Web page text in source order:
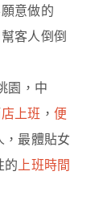
意做的
客人倒倒
園，中
店上班 ，便
，最體貼女
的 上班時間